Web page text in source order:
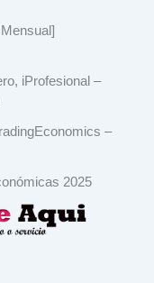
iProfesional –
–
2025